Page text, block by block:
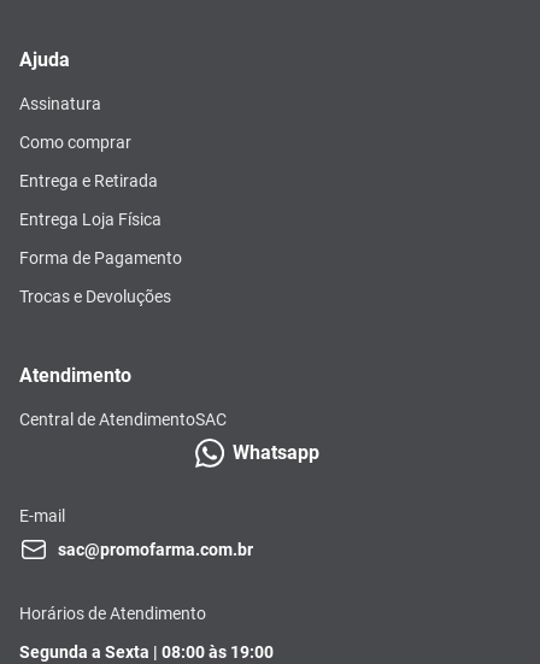
Ajuda
Assinatura
Como comprar
Entrega e Retirada
Entrega Loja Física
Forma de Pagamento
Trocas e Devoluções
Atendimento
Central de AtendimentoSAC
Whatsapp
E-mail
sac@promofarma.com.br
Horários de Atendimento
Segunda a Sexta | 08:00 às 19:00